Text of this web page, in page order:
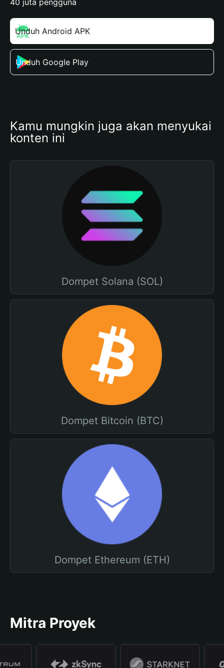
40 juta pengguna
Unduh Android APK
Unduh Google Play
Kamu mungkin juga akan menyukai
konten ini
Dompet Solana (SOL)
Dompet Bitcoin (BTC)
Dompet Ethereum (ETH)
Mitra Proyek